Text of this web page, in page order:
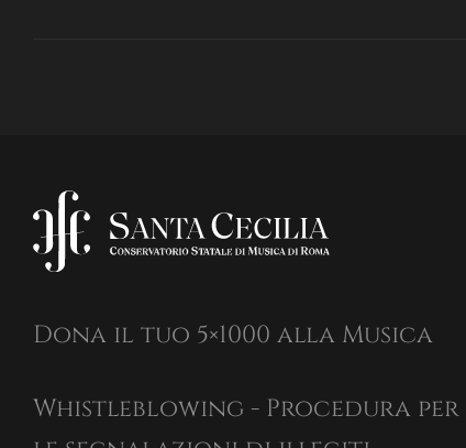
Dona il tuo 5×1000 alla Musica
Whistleblowing - Procedura per